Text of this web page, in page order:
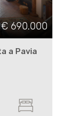
€ 690.000
a Pavia